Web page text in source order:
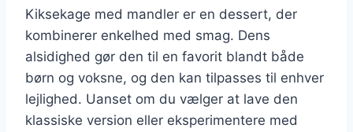
Kiksekage med mandler er en dessert, der
kombinerer enkelhed med smag. Dens
alsidighed gør den til en favorit blandt både
børn og voksne, og den kan tilpasses til enhver
lejlighed. Uanset om du vælger at lave den
klassiske version eller eksperimentere med